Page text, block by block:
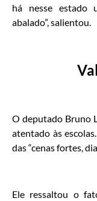
há nesse estado
abalado”, salientou.
O deputado Bruno
atentado às
das “cenas fortes,
Ele ressaltou o